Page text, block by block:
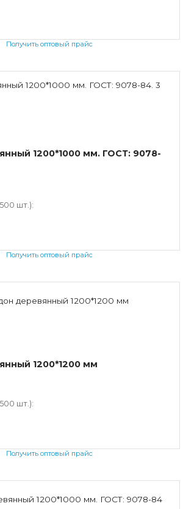
Получить оптовый прайс
1200*1000 мм. ГОСТ: 9078-
шт.):
Получить оптовый прайс
1200*1200 мм
шт.):
Получить оптовый прайс